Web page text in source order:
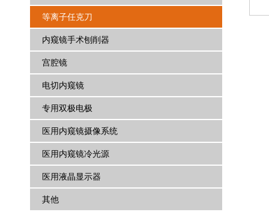
等离子任克刀
内窥镜手术刨削器
宫腔镜
电切内窥镜
专用双极电极
医用内窥镜摄像系统
医用内窥镜冷光源
医用液晶显示器
其他